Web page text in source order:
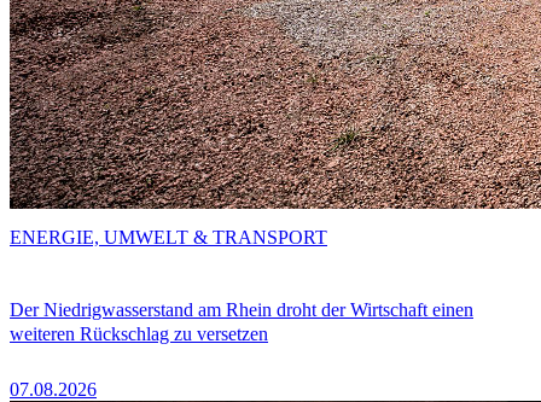
Der Niedrigwasserstand am Rhein droht der Wirtschaft einen
weiteren Rückschlag zu versetzen
07.08.2026
ENERGIE, UMWELT & TRANSPORT